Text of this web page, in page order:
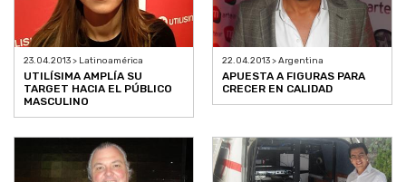
23.04.2013 > Latinoamérica
UTILÍSIMA AMPLÍA SU
TARGET HACIA EL PÚBLICO
MASCULINO
22.04.2013 > Argentina
APUESTA A FIGURAS PARA
CRECER EN CALIDAD